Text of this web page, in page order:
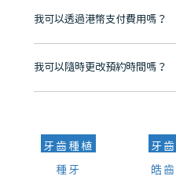
我可以透過港幣支付費用嗎？
可以。維港口腔會按照當日匯率轉
我可以隨時更改預約時間嗎？
可以，請盡早通過wechat或
牙齒種植
種牙
牙
皓